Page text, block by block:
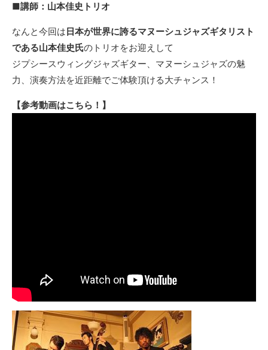
■講師：山本佳史トリオ
なんと今回は 日本が世界に誇るマヌーシュジャズギタリスト
である山本佳史氏のトリオをお迎えして
ジプシースウィングジャズギター、マヌーシュジャズの魅
力、演奏方法を近距離でご体験頂ける大チャンス！
【参考動画はこちら！】